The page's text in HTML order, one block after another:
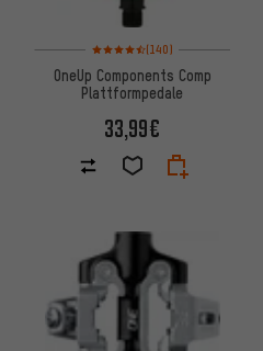
Bewertungen: 4,5 von 5
(140)
OneUp Components Comp
Plattformpedale
33,99€